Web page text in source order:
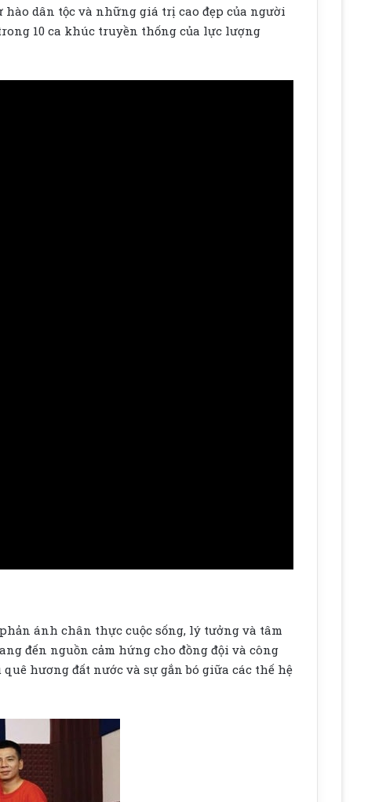
dân tộc và những giá trị cao đẹp của người
10 ca khúc truyền thống của lực lượng
ánh chân thực cuộc sống, lý tưởng và tâm
đến nguồn cảm hứng cho đồng đội và công
hương đất nước và sự gắn bó giữa các thế hệ